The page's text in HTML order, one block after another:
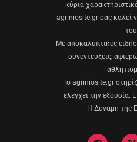
κύρια
agriniosite.gr σας καλεί
Με αποκαλυπτικές
συνεντεύξεις,
Το agriniosite.gr
ελέγχει την εξουσία.
Η Δύναμη της